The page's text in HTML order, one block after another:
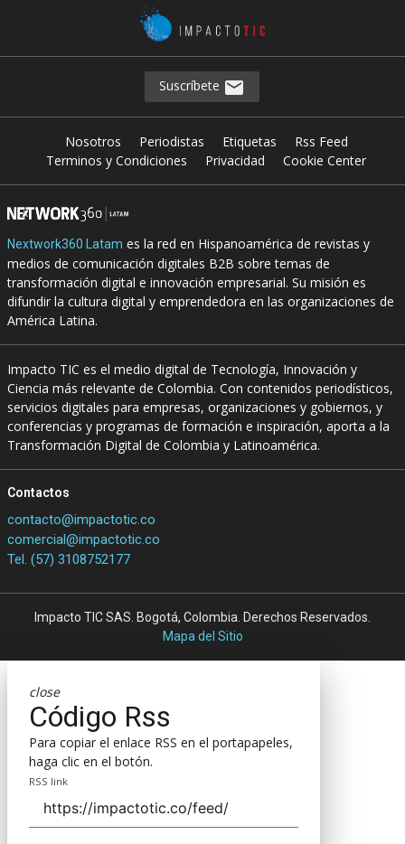
Suscríbete
Nosotros Periodistas Etiquetas
Rss Feed
Terminos y Condiciones
Privacidad Cookie Center
Nextwork360 Latam es la red en Hispanoamérica de revistas y
medios de comunicación digitales B2B sobre temas de
transformación digital e innovación empresarial. Su misión es
difundir la cultura digital y emprendedora en las organizaciones de
América Latina.
Impacto TIC es el medio digital de Tecnología, Innovación y
Ciencia más relevante de Colombia. Con contenidos periodísticos,
servicios digitales para empresas, organizaciones y gobiernos, y
conferencias y programas de formación e inspiración, aporta a la
Transformación Digital de Colombia y Latinoamérica.
Contactos
contacto@impactotic.co
comercial@impactotic.co
Tel. (57) 3108752177
Impacto TIC SAS. Bogotá, Colombia. Derechos Reservados.
Mapa del Sitio
close
Código Rss
Para copiar el enlace RSS en el portapapeles,
haga clic en el botón.
RSS link